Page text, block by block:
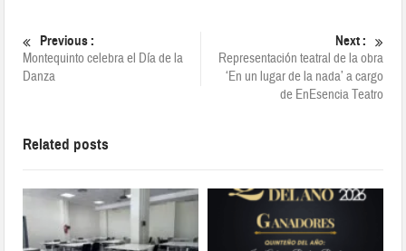
Previous :
Montequinto celebra el Día de la
Danza
Next :
Representación teatral de la obra
‘En un lugar de la nada’ a cargo
de EnEsencia Teatro
Related posts